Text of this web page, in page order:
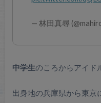
— 林田真尋
中学生のころからアイド
出身地の兵庫県から東京